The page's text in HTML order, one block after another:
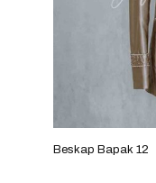
Beskap Bapak 12